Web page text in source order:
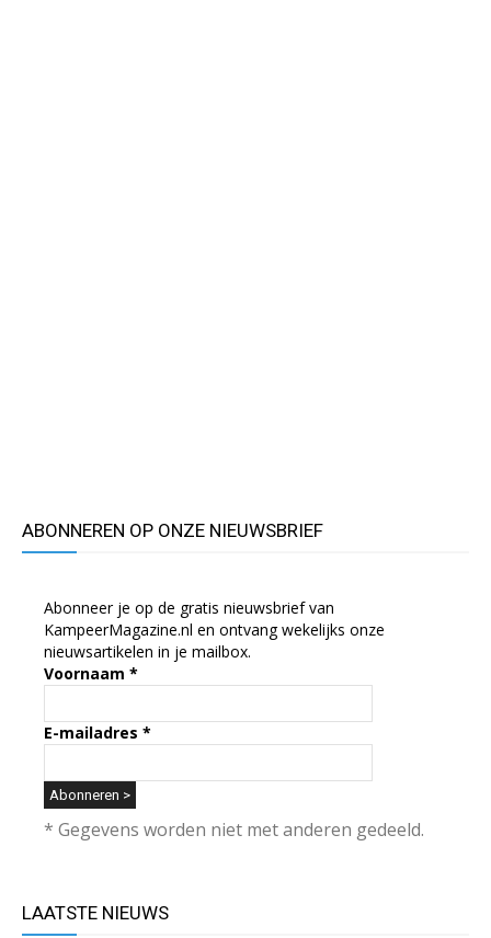
ABONNEREN OP ONZE NIEUWSBRIEF
Abonneer je op de gratis nieuwsbrief van
KampeerMagazine.nl en ontvang wekelijks onze
nieuwsartikelen in je mailbox.
Voornaam *
E-mailadres *
* Gegevens worden niet met anderen gedeeld.
LAATSTE NIEUWS